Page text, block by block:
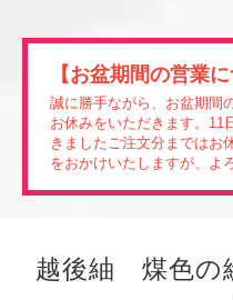
【お盆期間の営業
誠に勝手ながら、お盆期間
お休みをいただきます。11
きましたご注文分まではお
をおかけいたしますが、よ
越後紬 煤色